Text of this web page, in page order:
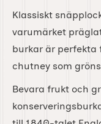
Klassiskt
varumärket
burkar är perfekta
chutney som
Bevara frukt och